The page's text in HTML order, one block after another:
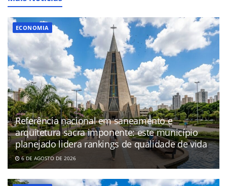
ECONOMIA
Referência nacional em saneamento e
arquitetura sacra imponente: este município
planejado lidera rankings de qualidade de vida
6 DE AGOSTO DE 2026